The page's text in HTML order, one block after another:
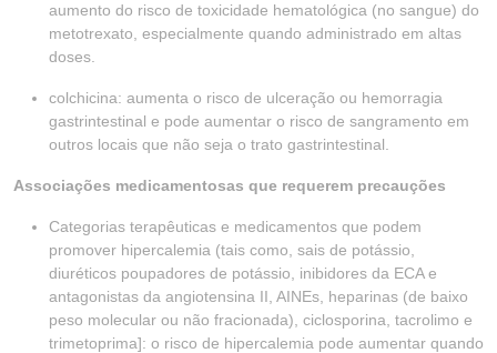
aumento do risco de toxicidade hematológica (no sangue) do
metotrexato, especialmente quando administrado em altas
doses.
colchicina: aumenta o risco de ulceração ou hemorragia
gastrintestinal e pode aumentar o risco de sangramento em
outros locais que não seja o trato gastrintestinal.
Associações medicamentosas que requerem precauções
Categorias terapêuticas e medicamentos que podem
promover hipercalemia (tais como, sais de potássio,
diuréticos poupadores de potássio, inibidores da ECA e
antagonistas da angiotensina II, AINEs, heparinas (de baixo
peso molecular ou não fracionada), ciclosporina, tacrolimo e
trimetoprima]: o risco de hipercalemia pode aumentar quando